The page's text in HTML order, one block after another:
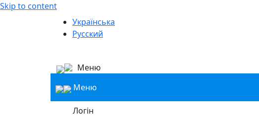
Skip to content
Українська
Русский
Меню
Меню
Логін